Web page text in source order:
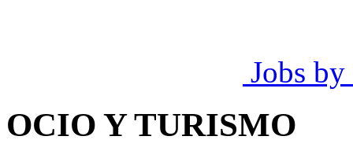
Jobs by
OCIO Y TURISMO